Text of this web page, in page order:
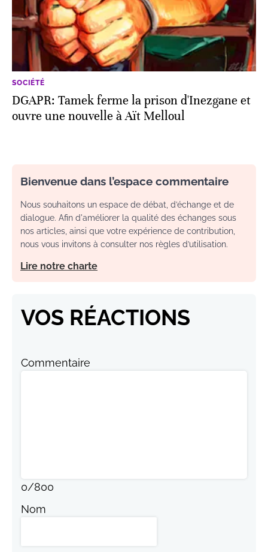
SOCIÉTÉ
DGAPR: Tamek ferme la prison d'Inezgane et
ouvre une nouvelle à Aït Melloul
Bienvenue dans l’espace commentaire
Nous souhaitons un espace de débat, d’échange et de
dialogue. Afin d'améliorer la qualité des échanges sous
nos articles, ainsi que votre expérience de contribution,
nous vous invitons à consulter nos règles d’utilisation.
Lire notre charte
VOS RÉACTIONS
Commentaire
0/800
Nom